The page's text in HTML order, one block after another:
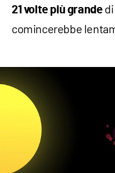
21 volte più grandedi
comincerebbe